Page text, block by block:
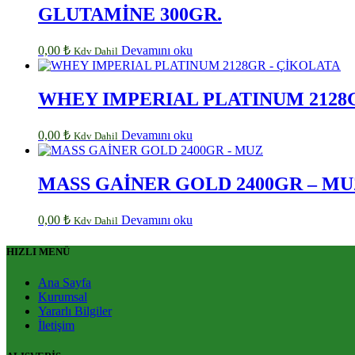
GLUTAMİNE 300GR.
0,00 ₺ Kdv Dahil Devamını oku
WHEY IMPERIAL PLATINUM
0,00 ₺ Kdv Dahil Devamını oku
MASS GAİNER GOLD 2400GR –
0,00 ₺ Kdv Dahil Devamını oku
HIZLI MENÜ
Ana Sayfa
Kurumsal
Yararlı Bilgiler
İletişim